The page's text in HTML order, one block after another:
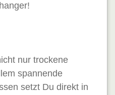
nur trockene
spannende
setzt Du direkt in